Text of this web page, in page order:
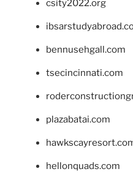
csity2022.org
bennusehgall.com
tsecincinnati.com
plazabatai.com
hellonquads.com